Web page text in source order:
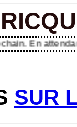
l’affiche
SUR